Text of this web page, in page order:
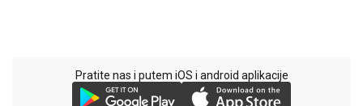
Pratite nas i putem iOS i android aplikacije